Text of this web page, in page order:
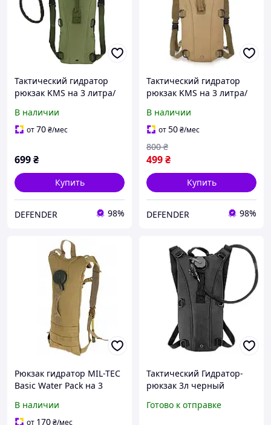
Тактический гидратор
рюкзак KMS на 3 литра/
рюкзак с питьевой
системой/ Оливковая
В наличии
от70₴/мес
699₴
Купить
DEFENDER 98%
Тактический гидратор
рюкзак KMS на 3 литра/
система для военных/
Армейский гидратор
Койот
В наличии
от50₴/мес
499₴
800 ₴
Купить
DEFENDER 98%
Рюкзак гидратор MIL-TEC
Basic Water Pack на 3
Тактический гидратор
рюкзак с питьевой
В наличии
от 170₴/мес
Тактический Гидратор-
рюкзак 3л черный
военная всу
Готово к отправке